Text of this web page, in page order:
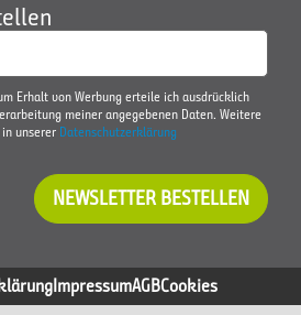
Erhalt von Werbung erteile ich ausdrücklich
meiner angegebenen Daten. Weitere
unserer Datenschutzerklärung
NEWSLETTER BESTELLEN
ImpressumAGBCookies